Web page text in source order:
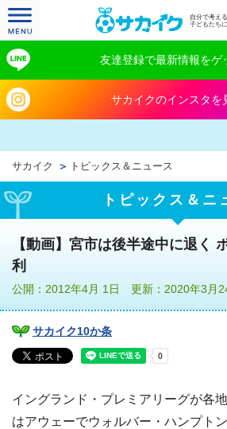
自分で考え
子どもたちに
友達登録で最新情報をゲ
サカイクのインスタを
サカイク トピックス＆ニュース
トピックス＆ニ
【動画】宮市は後半途中に退く
利
公開：2012年4月 1日 更新：2020年3月
サカイク10か条
イングランド・プレミアリーグが各
はアウェーでウォルバー・ハンプト